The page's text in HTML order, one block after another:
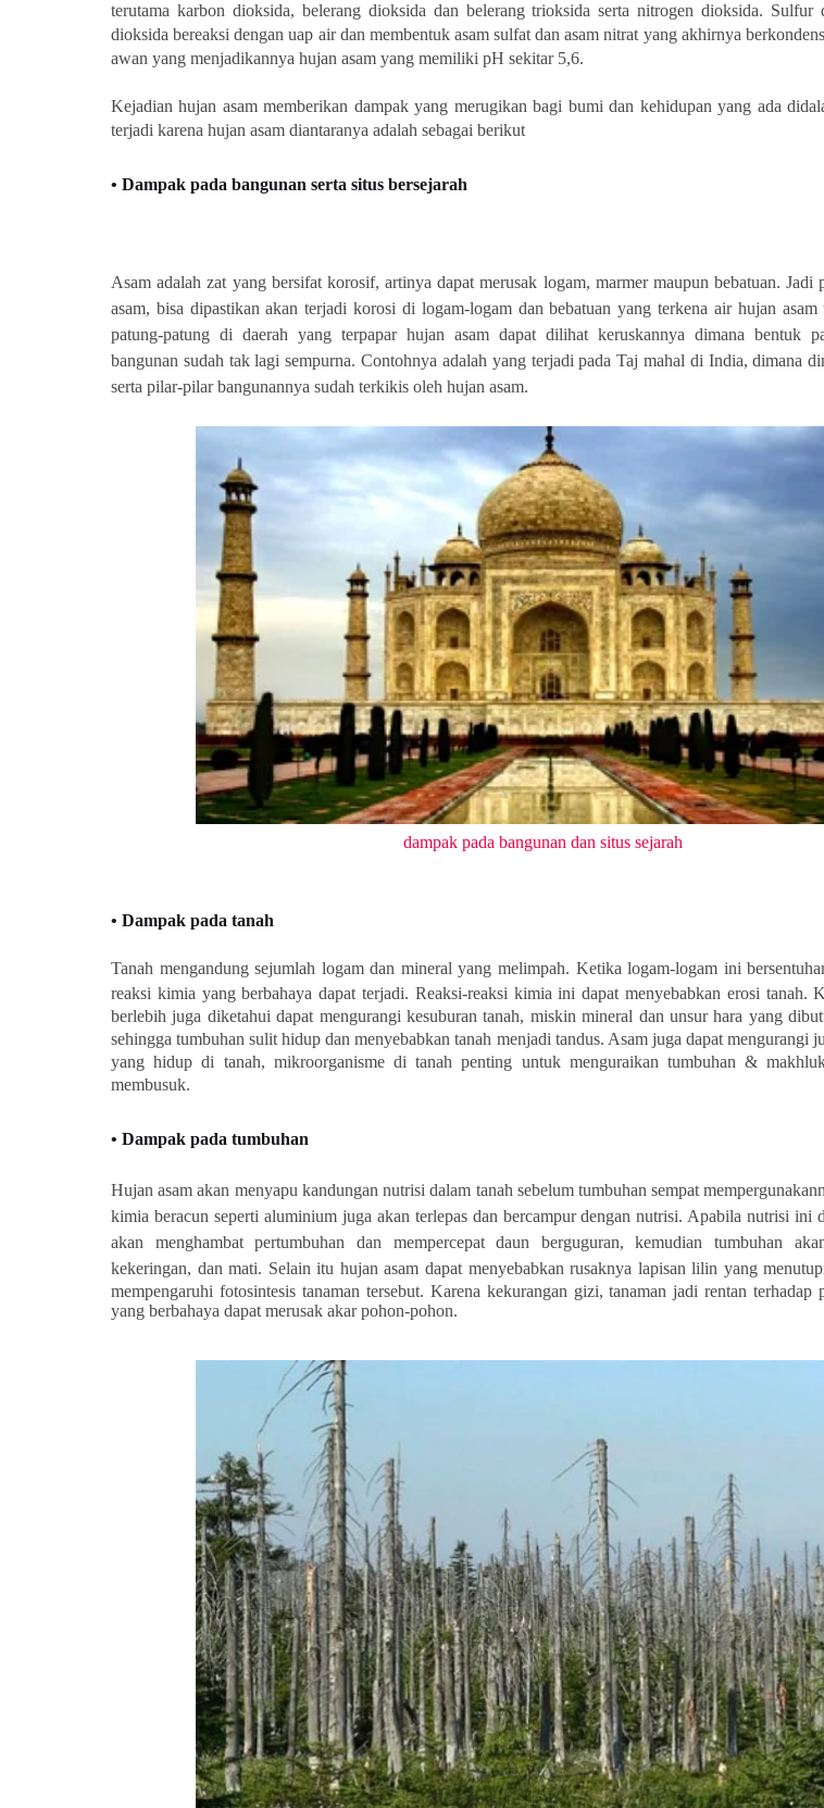
terutama karbon dioksida, belerang dioksida dan belerang trioksida serta nitrogen dioksida. Sulfur
dioksida bereaksi dengan uap air dan membentuk asam sulfat dan asam nitrat yang akhirnya
awan yang menjadikannya hujan asam yang memiliki pH sekitar 5,6.
Kejadian hujan asam memberikan dampak yang merugikan bagi bumi dan kehidupan yang ada
terjadi karena hujan asam diantaranya adalah sebagai berikut
• Dampak pada bangunan serta situs bersejarah
Asam adalah zat yang bersifat korosif, artinya dapat merusak logam, marmer maupun bebatuan.Jadi
asam, bisa dipastikan akan terjadi korosi di logam-logam dan bebatuan yang terkena air hujan asam
patung-patung di daerah yang terpapar hujan asam dapat dilihat keruskannya dimana bentuk
bangunan sudah tak lagi sempurna. Contohnya adalah yang terjadi pada Taj mahal di India, dimana
serta pilar-pilar bangunannya sudah terkikis oleh hujan asam.
dampak pada bangunan dan situs sejarah
• Dampak pada tanah
Tanah mengandung sejumlah logam dan mineral yang melimpah. Ketika logam-logam ini
reaksi kimia yang berbahaya dapat terjadi. Reaksi-reaksi kimia ini dapat menyebabkan erosi tanah.
berlebih juga diketahui dapat mengurangi kesuburan tanah, miskin mineral dan unsur hara yang
sehingga tumbuhan sulit hidup dan menyebabkan tanah menjadi tandus. Asam juga dapat mengurangi
yang hidup di tanah, mikroorganisme di tanah penting untuk menguraikan tumbuhan &
membusuk.
• Dampak pada tumbuhan
Hujan asam akan menyapu kandungan nutrisi dalam tanah sebelum tumbuhan sempat
kimia beracun seperti aluminium juga akan terlepas dan bercampur dengan nutrisi. Apabila nutrisi ini
akan menghambat pertumbuhan dan mempercepat daun berguguran, kemudian tumbuhan
kekeringan, dan mati. Selain itu hujan asam dapat menyebabkan rusaknya lapisan lilin yang
mempengaruhi fotosintesis tanaman tersebut. Karena kekurangan gizi, tanaman jadi rentan
yang berbahaya dapat merusak akar pohon-pohon.